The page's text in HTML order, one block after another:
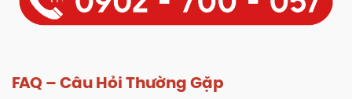
FAQ – Câu Hỏi Thường Gặp